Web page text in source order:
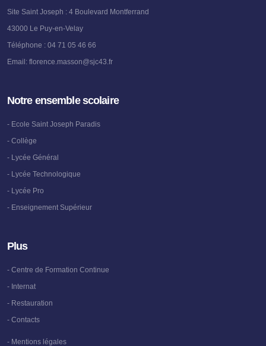
Site Saint Joseph : 4 Boulevard Montferrand
43000 Le Puy-en-Velay
Téléphone : 04 71 05 46 66
Email: florence.masson@sjc43.fr
Notre ensemble scolaire
- Ecole Saint Joseph Paradis
- Collège
- Lycée Général
- Lycée Technologique
- Lycée Pro
- Enseignement Supérieur
Plus
- Centre de Formation Continue
- Internat
- Restauration
- Contacts
- Mentions légales